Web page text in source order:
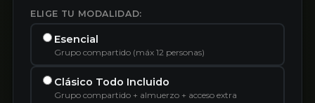
ELIGE TU MODALIDAD:
Esencial
Grupo compartido (máx 12 personas)
Clásico Todo Incluido
Grupo compartido + almuerzo + acceso extra